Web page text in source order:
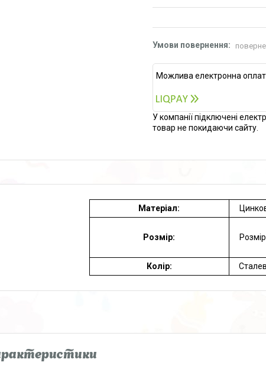
У компанії підключені
товар не покидаючи сайту.
Матеріал:
Розмір:
Колір: